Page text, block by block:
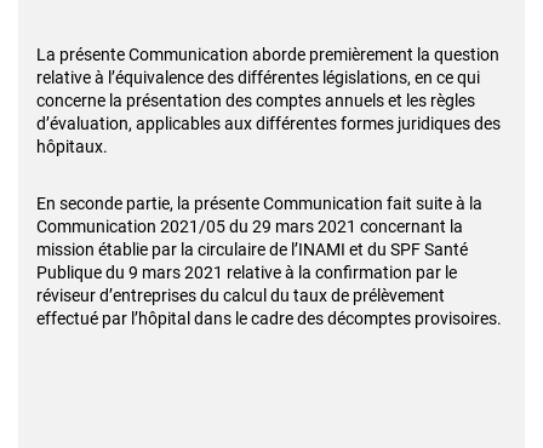
La présente Communication aborde premièrement la question
relative à l’équivalence des différentes législations, en ce qui
concerne la présentation des comptes annuels et les règles
d’évaluation, applicables aux différentes formes juridiques des
hôpitaux.
En seconde partie, la présente Communication fait suite à la
Communication 2021/05 du 29 mars 2021 concernant la
mission établie par la circulaire de l’INAMI et du SPF Santé
Publique du 9 mars 2021 relative à la confirmation par le
réviseur d’entreprises du calcul du taux de prélèvement
effectué par l’hôpital dans le cadre des décomptes provisoires.